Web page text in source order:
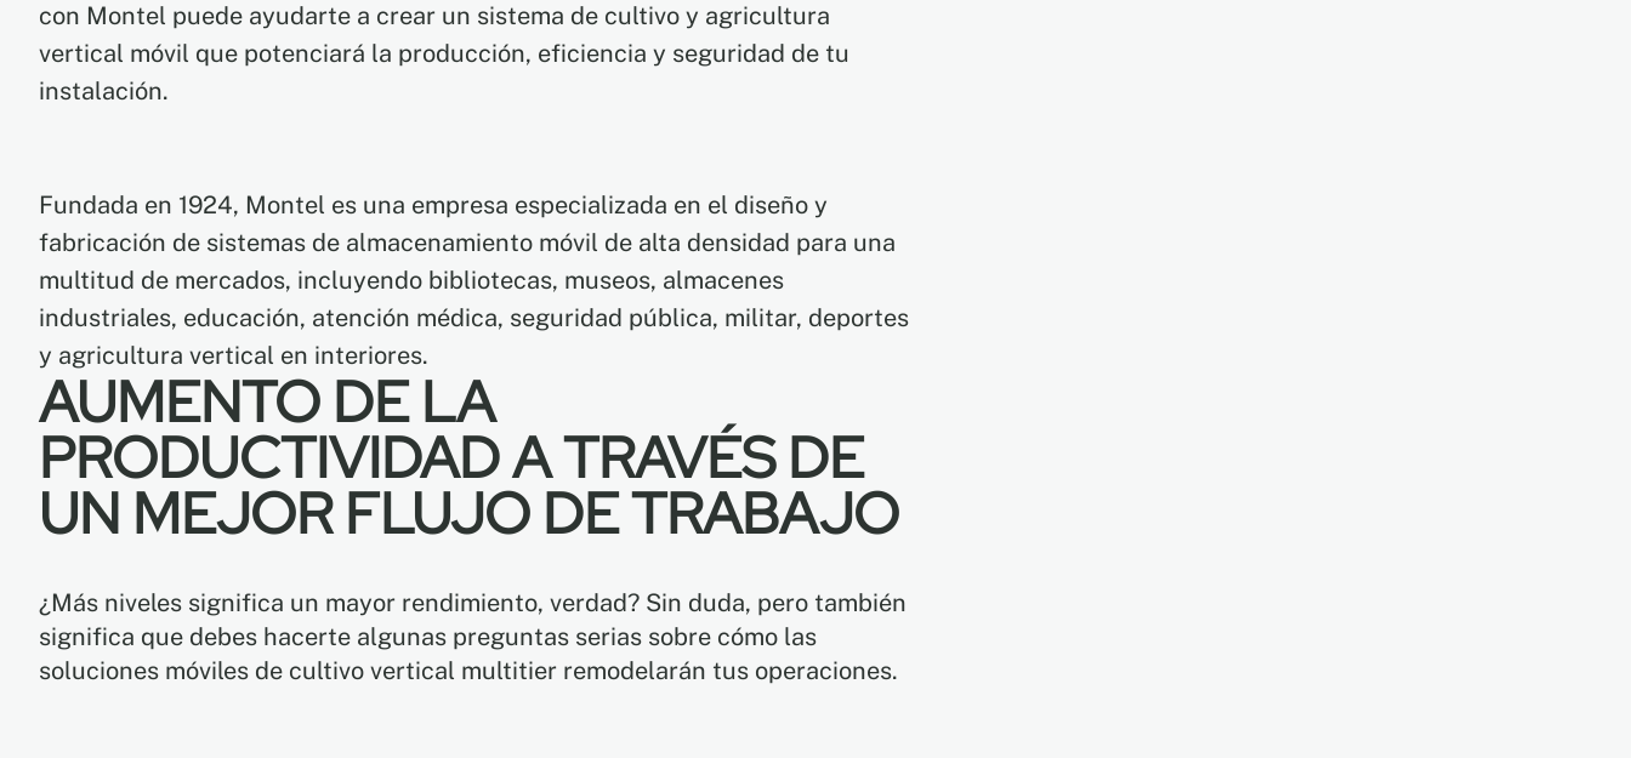
con Montel puede ayudarte a crear un sistema de cultivo y agricultura
vertical móvil que potenciará la producción, eficiencia y seguridad de tu
instalación.
Fundada en 1924, Montel es una empresa especializada en el diseño y
fabricación de sistemas de almacenamiento móvil de alta densidad para una
multitud de mercados, incluyendo bibliotecas, museos, almacenes
industriales, educación, atención médica, seguridad pública, militar, deportes
y agricultura vertical en interiores.
AUMENTO DE LA
PRODUCTIVIDAD A TRAVÉS DE
UN MEJOR FLUJO DE TRABAJO
¿Más niveles significa un mayor rendimiento, verdad? Sin duda, pero también
significa que debes hacerte algunas preguntas serias sobre cómo las
soluciones móviles de cultivo vertical multitier remodelarán tus operaciones.